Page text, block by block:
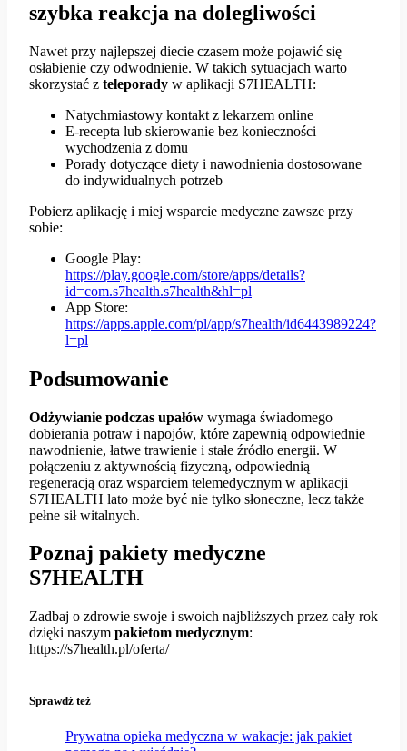
szybka reakcja na dolegliwości
Nawet przy najlepszej diecie czasem może pojawić się
osłabienie czy odwodnienie. W takich sytuacjach warto
skorzystać z teleporady w aplikacji S7HEALTH:
Natychmiastowy kontakt z lekarzem online
E-recepta lub skierowanie bez konieczności
wychodzenia z domu
Porady dotyczące diety i nawodnienia dostosowane
do indywidualnych potrzeb
Pobierz aplikację i miej wsparcie medyczne zawsze przy
sobie:
Google Play:
https://play.google.com/store/apps/details?
id=com.s7health.s7health&hl=pl
App Store:
https://apps.apple.com/pl/app/s7health/id6443989224?
l=pl
Podsumowanie
Odżywianie podczas upałów wymaga świadomego
dobierania potraw i napojów, które zapewnią odpowiednie
nawodnienie, łatwe trawienie i stałe źródło energii. W
połączeniu z aktywnością fizyczną, odpowiednią
regeneracją oraz wsparciem telemedycznym w aplikacji
S7HEALTH lato może być nie tylko słoneczne, lecz także
pełne sił witalnych.
Poznaj pakiety medyczne
S7HEALTH
Zadbaj o zdrowie swoje i swoich najbliższych przez cały rok
dzięki naszym pakietom medycznym:
https://s7health.pl/oferta/
Sprawdź też
Prywatna opieka medyczna w wakacje: jak pakiet